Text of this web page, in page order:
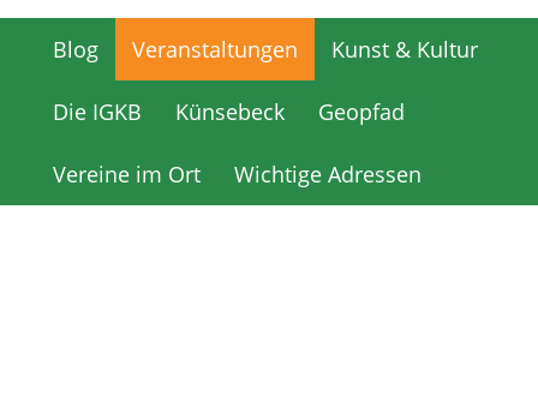
Blog Veranstaltungen Kunst & Kultur
Die IGKB Künsebeck Geopfad
Vereine im Ort Wichtige Adressen